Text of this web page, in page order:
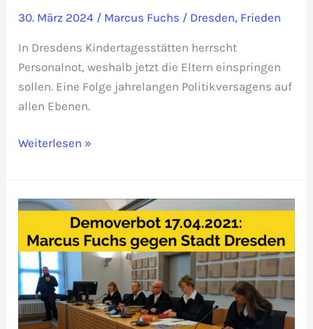
30. März 2024 / Marcus Fuchs / Dresden, Frieden
In Dresdens Kindertagesstätten herrscht
Personalnot, weshalb jetzt die Eltern einspringen
sollen. Eine Folge jahrelangen Politikversagens auf
allen Ebenen.
Panzer
Weiterlesen »